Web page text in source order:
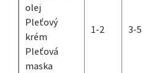
olej
Pleťový
krém
Pleťová
maska
1-2 3-5